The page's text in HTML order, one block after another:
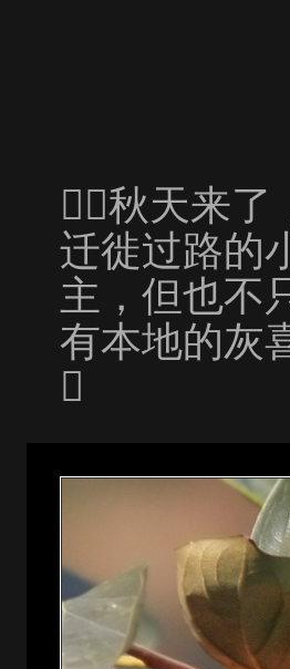
秋天来了
迁徙过路的
主，但也不
有本地的灰
